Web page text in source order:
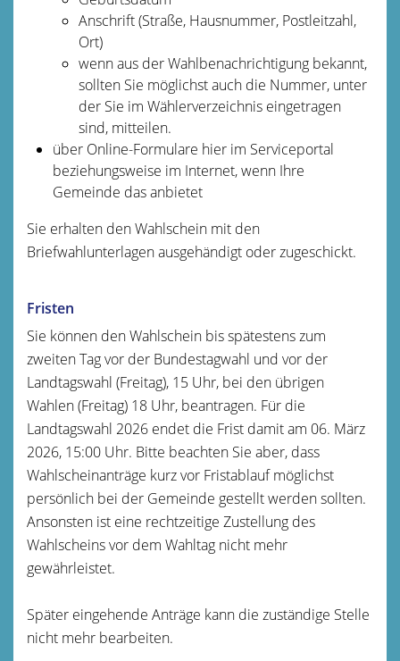
Anschrift (Straße, Hausnummer, Postleitzahl,
Ort)
wenn aus der Wahlbenachrichtigung bekannt,
sollten Sie möglichst auch die Nummer, unter
der Sie im Wählerverzeichnis eingetragen
sind, mitteilen.
über Online-Formulare hier im Serviceportal
beziehungsweise im Internet, wenn Ihre
Gemeinde das anbietet
Sie erhalten den Wahlschein mit den
Briefwahlunterlagen ausgehändigt oder zugeschickt.
Fristen
Sie können den Wahlschein bis spätestens zum
zweiten Tag vor der Bundestagwahl und vor der
Landtagswahl (Freitag), 15 Uhr, bei den übrigen
Wahlen (Freitag) 18 Uhr, beantragen. Für die
Landtagswahl 2026 endet die Frist damit am 06. März
2026, 15:00 Uhr. Bitte beachten Sie aber, dass
Wahlscheinanträge kurz vor Fristablauf möglichst
persönlich bei der Gemeinde gestellt werden sollten.
Ansonsten ist eine rechtzeitige Zustellung des
Wahlscheins vor dem Wahltag nicht mehr
gewährleistet.
Später eingehende Anträge kann die zuständige Stelle
nicht mehr bearbeiten.